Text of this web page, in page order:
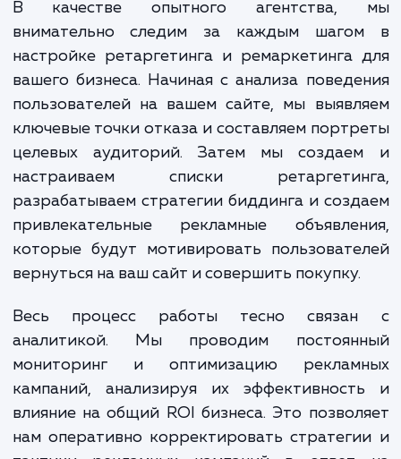
коммуникационного моста
вашим брендом и вашими
который приведет к
продаж и лояльности к бренду.
В качестве опытного
внимательно следим за каждым
настройке ретаргетинга и ремаркетинга
вашего бизнеса. Начиная с анализа
пользователей на вашем сайте, мы
ключевые точки отказа и составляем
целевых аудиторий. Затем мы
настраиваем списки